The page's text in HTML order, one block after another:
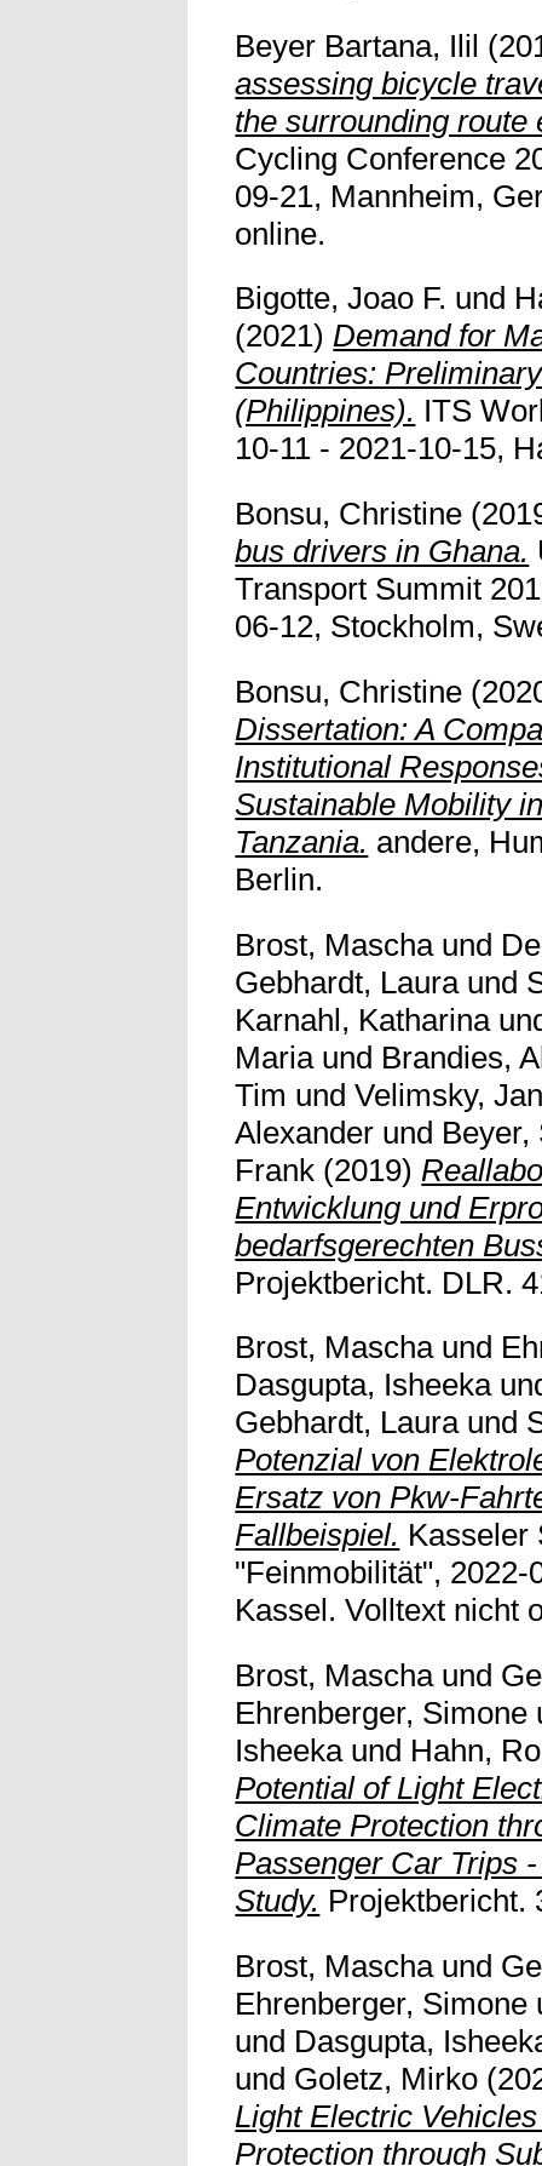
Beyer Bartana, Ilil
assessing bicycle
the surrounding route
Cycling Conference
09-21, Mannheim,
online.
Bigotte, Joao F. und
(2021)Demand for
Countries:
(Philippines). ITS
10-11 - 2021-10-15,
Bonsu, Christine
bus drivers in Ghana.
Transport Summit
06-12, Stockholm,
Bonsu, Christine
Dissertation: A
Institutional
Sustainable Mobility
Tanzania. andere,
Berlin.
Brost, Maschaund
Gebhardt, Lauraund
Karnahl, Katharina
Mariaund Brandies,
Tim undVelimsky,
Alexander und Beyer,
Frank (2019)
Entwicklung und
bedarfsgerechten
Projektbericht. DLR.
Brost, Maschaund
Dasgupta, Isheeka
Gebhardt, Lauraund
Potenzial von
Ersatz von Pkw-
Fallbeispiel. Kasseler
"Feinmobilität", 2022-
Kassel. Volltext nicht
Brost, Maschaund
Ehrenberger, Simone
Isheekaund Hahn,
Potential of Light
Climate Protection
Passenger Car Trips
Study. Projektbericht.
Brost, Maschaund
Ehrenberger, Simone
und Dasgupta,
und Goletz, Mirko
Light Electric
Protection through